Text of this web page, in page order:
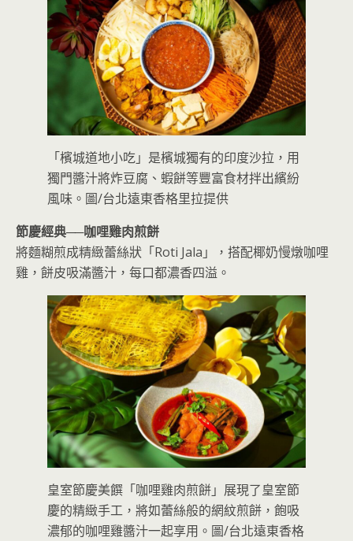
「檳城道地小吃」是檳城獨有的印度沙拉，用
獨門醬汁將炸豆腐、蝦餅等豐富食材拌出繽紛
風味。圖/台北遠東香格里拉提供
節慶經典──咖哩雞肉煎餅
將麵糊煎成精緻蕾絲狀「Roti Jala」，搭配椰奶慢燉咖哩
雞，餅皮吸滿醬汁，每口都濃香四溢。
皇室節慶美饌「咖哩雞肉煎餅」展現了皇室節
慶的精緻手工，將如蕾絲般的網紋煎餅，飽吸
濃郁的咖哩雞醬汁一起享用。圖/台北遠東香格